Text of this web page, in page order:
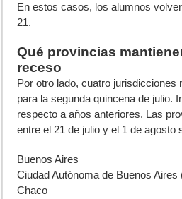
En estos casos, los alumnos
21.
Qué provincias
receso
Por otro lado, cuatro jurisdicciones
para la segunda quincena de julio.
respecto a años anteriores. Las
entre el 21 de julio y el 1 de agosto
Buenos Aires
Ciudad Autónoma de Buenos Aires
Chaco